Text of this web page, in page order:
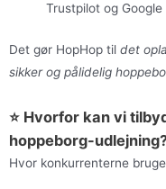
Trustpilot og Google
Det gør HopHop til det
sikker og pålidelig
⭐ Hvorfor kan vi
hoppeborg-
Hvor konkurrenterne